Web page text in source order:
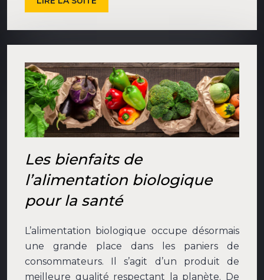
Les bienfaits de
l’alimentation biologique
pour la santé
L’alimentation biologique occupe désormais
une grande place dans les paniers de
consommateurs. Il s’agit d’un produit de
meilleure qualité respectant la planète. De